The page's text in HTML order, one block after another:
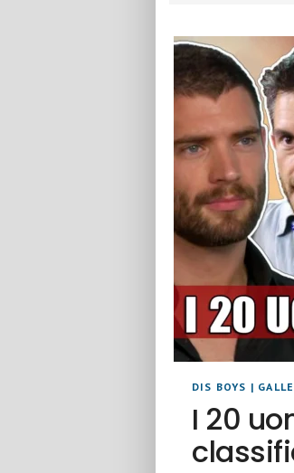
DIS BOYS |
I 20